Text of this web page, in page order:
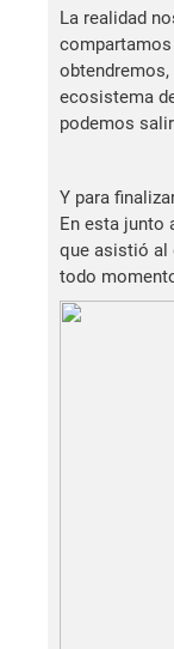
La realidad
obtendremos,
ecosistema
podemos
Y para
En esta junto
que asistió al
todo